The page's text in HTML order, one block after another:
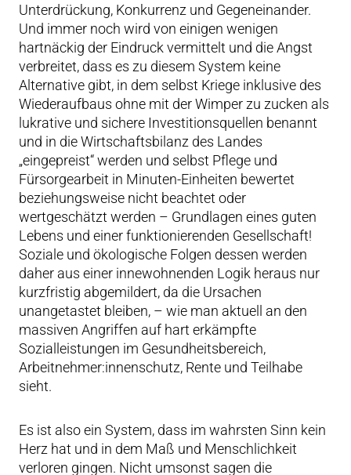
Unterdrückung, Konkurrenz und Gegeneinander.
Und immer noch wird von einigen wenigen
hartnäckig der Eindruck vermittelt und die Angst
verbreitet, dass es zu diesem System keine
Alternative gibt, in dem selbst Kriege inklusive des
Wiederaufbaus ohne mit der Wimper zu zucken als
lukrative und sichere Investitionsquellen benannt
und in die Wirtschaftsbilanz des Landes
„eingepreist“ werden und selbst Pflege und
Fürsorgearbeit in Minuten-Einheiten bewertet
beziehungsweise nicht beachtet oder
wertgeschätzt werden – Grundlagen eines guten
Lebens und einer funktionierenden Gesellschaft!
Soziale und ökologische Folgen dessen werden
daher aus einer innewohnenden Logik heraus nur
kurzfristig abgemildert, da die Ursachen
unangetastet bleiben, – wie man aktuell an den
massiven Angriffen auf hart erkämpfte
Sozialleistungen im Gesundheitsbereich,
Arbeitnehmer:innenschutz, Rente und Teilhabe
sieht.
Es ist also ein System, dass im wahrsten Sinn kein
Herz hat und in dem Maß und Menschlichkeit
verloren gingen. Nicht umsonst sagen die